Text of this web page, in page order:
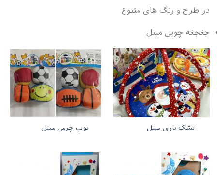
در طرح و رنگ های متنوع
جغجغه چوبی مینل
تشک بازی مینل توپ چرمی مینل